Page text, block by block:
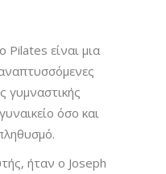
Pilates είναι μια
γυμναστικής
όσο και
ήταν ο Joseph